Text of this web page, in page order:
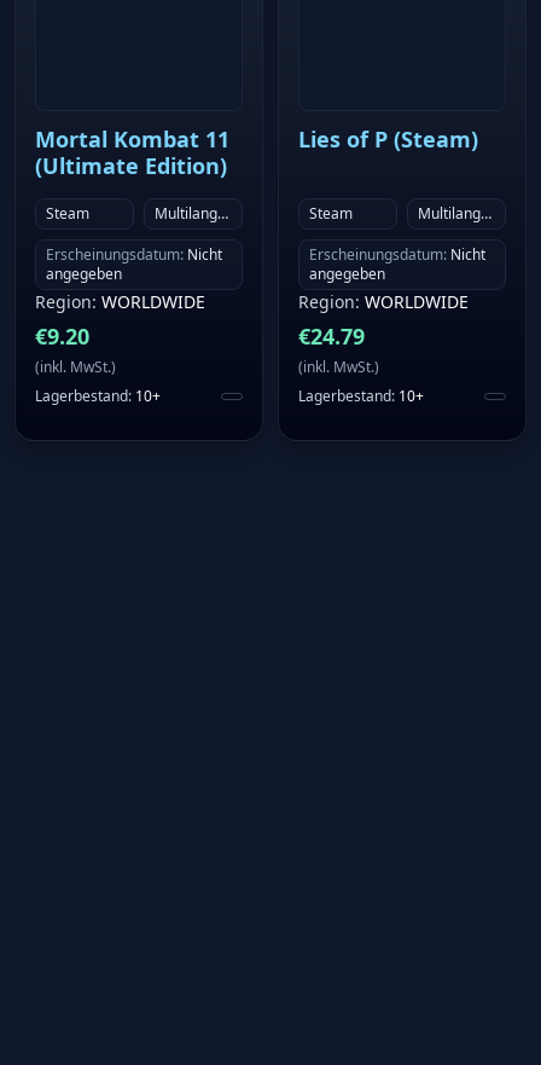
Mortal Kombat 11
(Ultimate Edition)
Steam
Multilanguage
Erscheinungsdatum: Nicht
angegeben
Region: WORLDWIDE
€9.20
(inkl. MwSt.)
Lagerbestand: 10+
Lies of P (Steam)
Steam
Multilanguage
Erscheinungsdatum: Nicht
angegeben
Region: WORLDWIDE
€24.79
(inkl. MwSt.)
Lagerbestand: 10+